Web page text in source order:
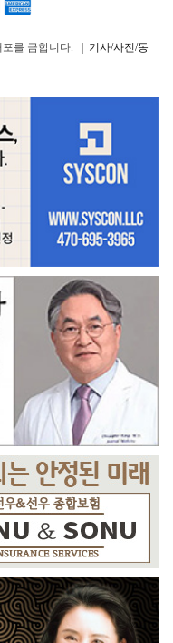
포를 금합니다. | 기사/사진/동